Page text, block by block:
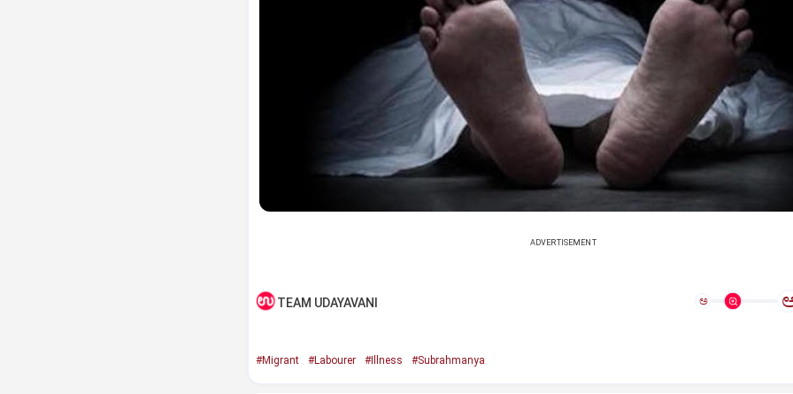
ADVERTISEMENT
TEAM UDAYAVANI ಅ
#Migrant #Labourer #Illness #Subrahmanya